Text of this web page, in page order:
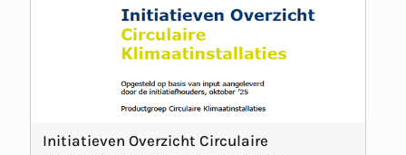
Initiatieven Overzicht Circulaire